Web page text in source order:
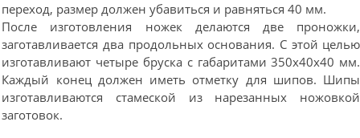
переход, размер должен убавиться и равняться 40 мм.
После изготовления ножек делаются две проножки,
заготавливается два продольных основания. С этой целью
изготавливают четыре бруска с габаритами 350х40х40 мм.
Каждый конец должен иметь отметку для шипов. Шипы
изготавливаются стамеской из нарезанных ножовкой
заготовок.